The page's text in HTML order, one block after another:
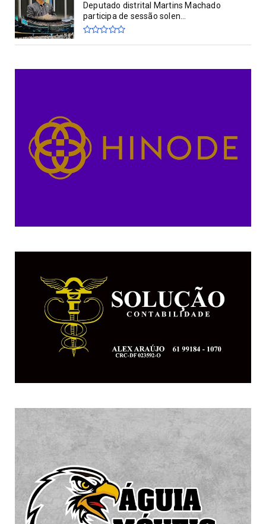
Deputado distrital Martins Machado
participa de sessão solen...